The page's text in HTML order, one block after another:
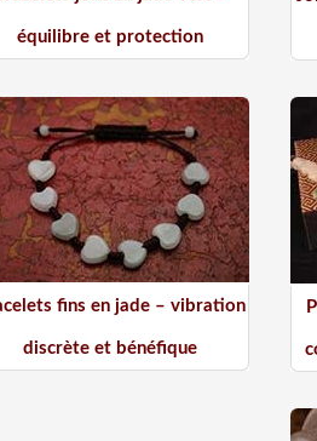
équilibre et protection
fins en jade – vibration
discrète et bénéfique